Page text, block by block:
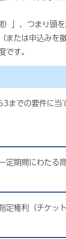
」、つまり頭
または申込みを
す。
までの要件に当
期間にわたる
権利（チケッ